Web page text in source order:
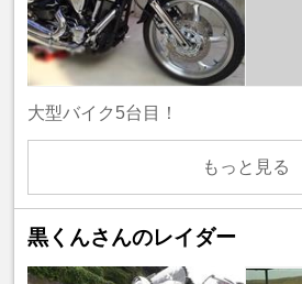
大型バイク5台目！
もっと見る
黒くんさんのレイダー